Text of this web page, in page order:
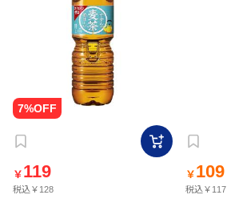
￥ 119
税込￥128
￥ 109
税込￥117